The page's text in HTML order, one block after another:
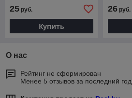
25 руб.
Купить
26руб.
О нас
Рейтинг не сформирован
Менее 5 отзывов за последний год